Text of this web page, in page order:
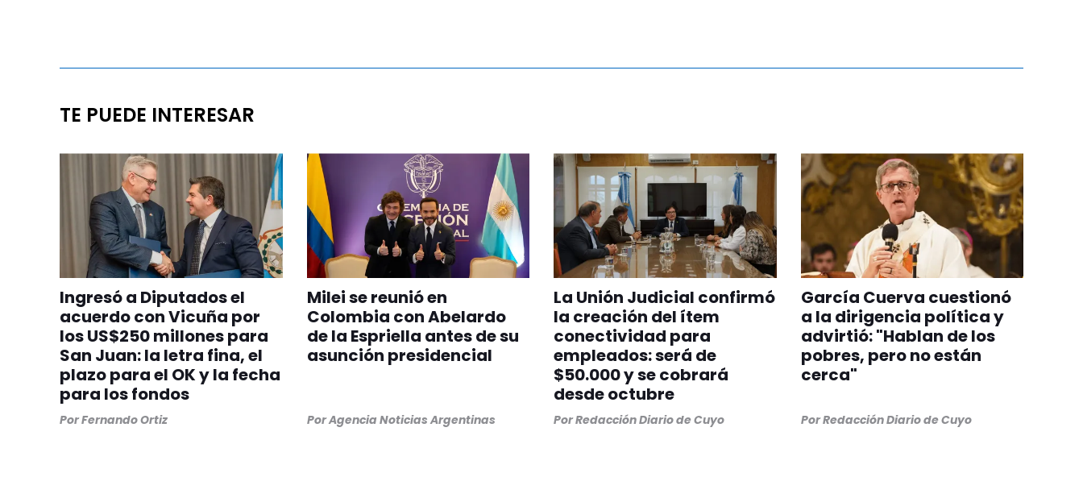
TE PUEDE INTERESAR
Ingresó a Diputados el
acuerdo con Vicuña por
los US$250 millones para
San Juan: la letra fina, el
plazo para el OK y la fecha
para los fondos
PorFernando Ortiz
Milei se reunió en
Colombia con Abelardo
de la Espriella antes de su
asunción presidencial
PorAgencia Noticias Argentinas
La Unión Judicial confirmó
la creación del ítem
conectividad para
empleados: será de
$50.000 y se cobrará
desde octubre
PorRedacción Diario de Cuyo
García Cuerva cuestionó
a la dirigencia política y
advirtió: "Hablan de los
pobres, pero no están
cerca"
PorRedacción Diario de Cuyo